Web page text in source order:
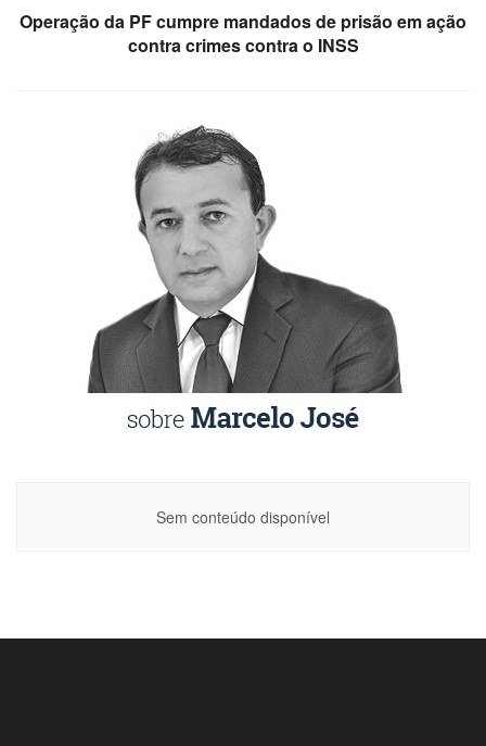
Operação da PF cumpre mandados de prisão em ação
contra crimes contra o INSS
Sem conteúdo disponível